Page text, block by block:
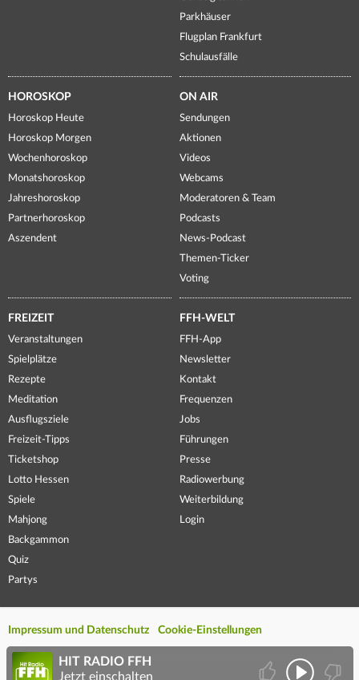
Parkhäuser
Flugplan Frankfurt
Schulausfälle
HOROSKOP
Horoskop Heute
Horoskop Morgen
Wochenhoroskop
Monatshoroskop
Jahreshoroskop
Partnerhoroskop
Aszendent
ON AIR
Sendungen
Aktionen
Videos
Webcams
Moderatoren & Team
Podcasts
News-Podcast
Themen-Ticker
Voting
FREIZEIT
Veranstaltungen
Spielplätze
Rezepte
Meditation
Ausflugsziele
Freizeit-Tipps
Ticketshop
Lotto Hessen
Spiele
Mahjong
Backgammon
Quiz
Partys
FFH-WELT
FFH-App
Newsletter
Kontakt
Frequenzen
Jobs
Führungen
Presse
Radiowerbung
Weiterbildung
Login
Impressum und Datenschutz Cookie-Einstellungen
HIT RADIO FFH
Jetzt einschalten